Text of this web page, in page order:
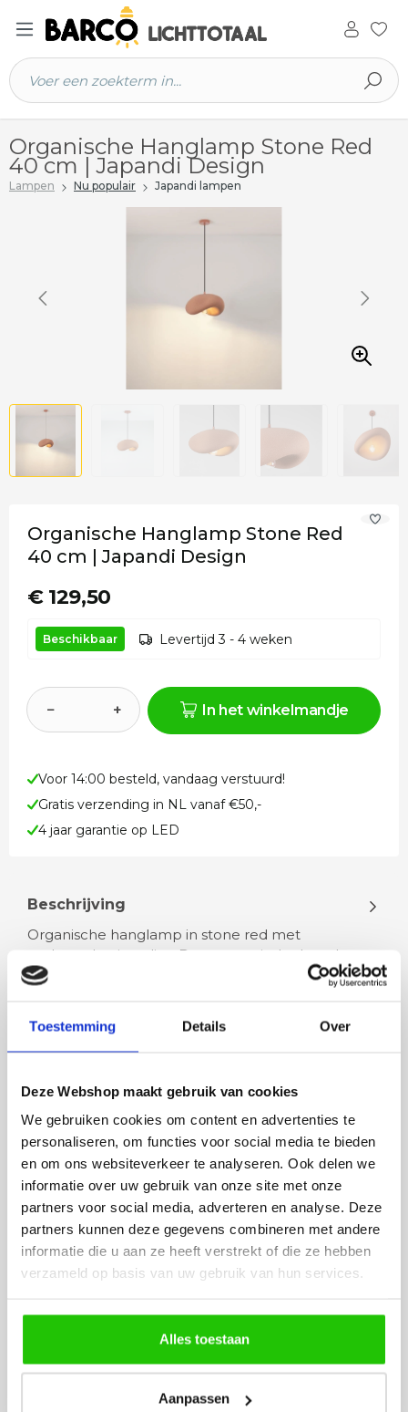
Toestemming Details Over
Deze Webshop maakt gebruik van cookies
We gebruiken cookies om content en advertenties te
personaliseren, om functies voor social media te bieden
en om ons websiteverkeer te analyseren. Ook delen we
informatie over uw gebruik van onze site met onze
partners voor social media, adverteren en analyse. Deze
partners kunnen deze gegevens combineren met andere
informatie die u aan ze heeft verstrekt of die ze hebben
verzameld op basis van uw gebruik van hun services.
Alles toestaan
Aanpassen
hoofdinhoud
Organische Hanglamp Stone Red
40 cm | Japandi Design
Lampen Nu populair Japandi lampen
Organische Hanglamp Stone Red
40 cm | Japandi Design
€ 129,50
Beschikbaar Levertijd 3 - 4 weken
− + In het winkelmandje
Voor 14:00 besteld, vandaag verstuurd!
Gratis verzending in NL vanaf €50,-
4 jaar garantie op LED
Beschrijving
Organische hanglamp in stone red met
sculpturale uitstraling Deze organische hanglamp
voelt meer als een designobject dan al…
Lees meer
Rian
Fijne site waar ik een mooie
lamp heb uitgekozen en
besteld. De volgende dag
werd deze al bezorgd. Super
netjes en veilig verpakt.
Anne
Het bestellen,
leveren verliep vlot en
volledig naar wens.
artikel is zeer mooi
veel sfeer, het is ook